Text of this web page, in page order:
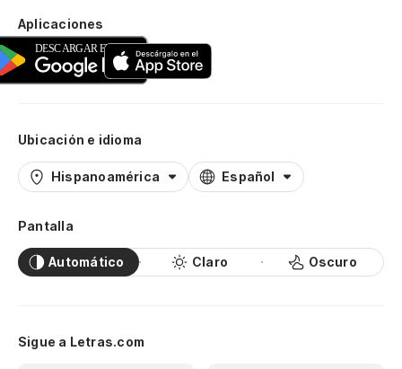
Aplicaciones
Ubicación e idioma
Hispanoamérica Español
Pantalla
Automático Claro Oscuro
Sigue a Letras.com